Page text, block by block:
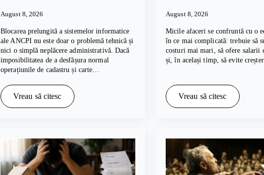
August 8, 2026
Blocarea prelungită a sistemelor informatice
ale ANCPI nu este doar o problemă tehnică și
nici o simplă neplăcere administrativă. Dacă
imposibilitatea de a desfășura normal
operațiunile de cadastru și carte…
Vreau să citesc
August 8, 2026
Micile afaceri se confruntă cu o
în ce mai complicată: trebuie să
costuri mai mari, să ofere salarii
și, în același timp, să evite
Vreau să citesc